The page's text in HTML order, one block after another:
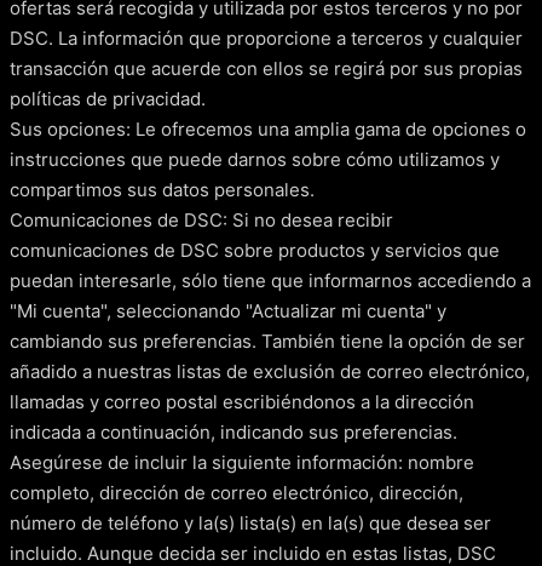
ofertas será recogida y utilizada por estos terceros y no por
DSC. La información que proporcione a terceros y cualquier
transacción que acuerde con ellos se regirá por sus propias
políticas de privacidad.
Sus opciones: Le ofrecemos una amplia gama de opciones o
instrucciones que puede darnos sobre cómo utilizamos y
compartimos sus datos personales.
Comunicaciones de DSC: Si no desea recibir
comunicaciones de DSC sobre productos y servicios que
puedan interesarle, sólo tiene que informarnos accediendo a
"Mi cuenta", seleccionando "Actualizar mi cuenta" y
cambiando sus preferencias. También tiene la opción de ser
añadido a nuestras listas de exclusión de correo electrónico,
llamadas y correo postal escribiéndonos a la dirección
indicada a continuación, indicando sus preferencias.
Asegúrese de incluir la siguiente información: nombre
completo, dirección de correo electrónico, dirección,
número de teléfono y la(s) lista(s) en la(s) que desea ser
incluido. Aunque decida ser incluido en estas listas, DSC